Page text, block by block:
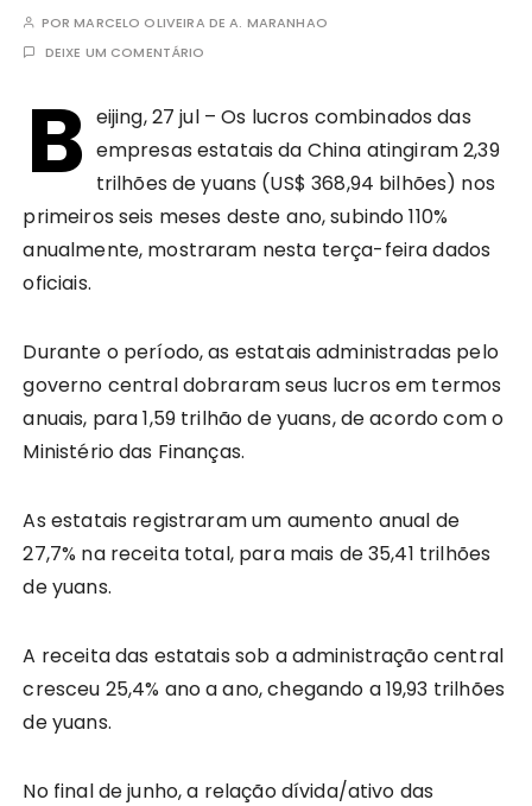
PORMARCELO OLIVEIRA DE A. MARANHAO
DEIXE UM COMENTÁRIO
B eijing, 27 jul – Os lucros combinados das
empresas estatais da China atingiram 2,39
trilhões de yuans (US$ 368,94 bilhões) nos
primeiros seis meses deste ano, subindo 110%
anualmente, mostraram nesta terça-feira dados
oficiais.
Durante o período, as estatais administradas pelo
governo central dobraram seus lucros em termos
anuais, para 1,59 trilhão de yuans, de acordo com o
Ministério das Finanças.
As estatais registraram um aumento anual de
27,7% na receita total, para mais de 35,41 trilhões
de yuans.
A receita das estatais sob a administração central
cresceu 25,4% ano a ano, chegando a 19,93 trilhões
de yuans.
No final de junho, a relação dívida/ativo das